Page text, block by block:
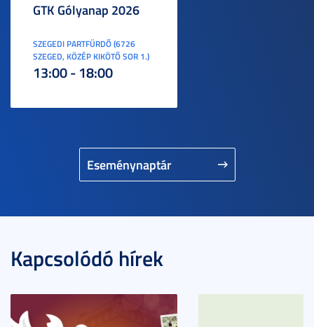
Eseménynaptár
GTK Gólyanap 2026
SZEGEDI PARTFÜRDŐ (6726
SZEGED, KÖZÉP KIKÖTŐ SOR 1.)
13:00 - 18:00
Kapcsolódó hírek